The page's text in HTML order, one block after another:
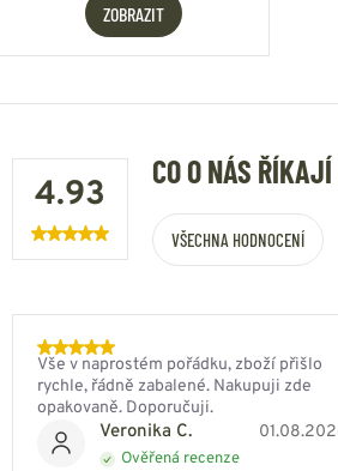
ZOBRAZIT
4.93
CO O NÁS
VŠECHNA HODNOCENÍ
Veronika C.
Ověřená recenze
Vše v naprostém pořádku, zboží přišlo
rychle, řádně zabalené. Nakupuji zde
opakovaně. Doporučuji.